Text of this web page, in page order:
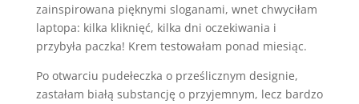
zainspirowana pięknymi sloganami, wnet chwyciłam
laptopa: kilka kliknięć, kilka dni oczekiwania i
przybyła paczka! Krem testowałam ponad miesiąc.
Po otwarciu pudełeczka o prześlicznym designie,
zastałam białą substancję o przyjemnym, lecz bardzo